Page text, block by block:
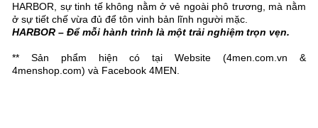
HARBOR, sự tinh tế không nằm ở vẻ ngoài phô trương, mà nằm
ở sự tiết chế vừa đủ để tôn vinh bản lĩnh người mặc.
HARBOR – Để mỗi hành trình là một trải nghiệm trọn vẹn.
** Sản phẩm hiện có tại Website (4men.com.vn &
4menshop.com) và Facebook 4MEN.